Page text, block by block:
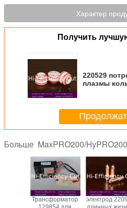
Характер
Получить
220529
плазмы
Больше MaxPRO200/
Трансформатор
электрод